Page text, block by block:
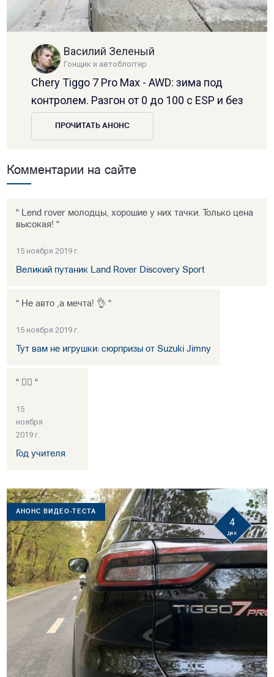
Василий Зеленый
Гонщик и автоблоггер
Chery Tiggo 7 Pro Max - AWD: зима под
контролем. Разгон от 0 до 100 с ESP и без
ПРОЧИТАТЬ АНОНС
Комментарии на сайте
“ Lend rover молодцы, хорошие у них тачки. Только цена
высокая! “
15 ноября 2019 г.
Великий путаник Land Rover Discovery Sport
“ Не авто ,а мечта! 👌 “
15 ноября 2019 г.
Тут вам не игрушки: сюрпризы от Suzuki Jimny
“ 👍🏻 “
15
ноября
2019 г.
Год учителя
АНОНС ВИДЕО-ТЕСТА
4
дек